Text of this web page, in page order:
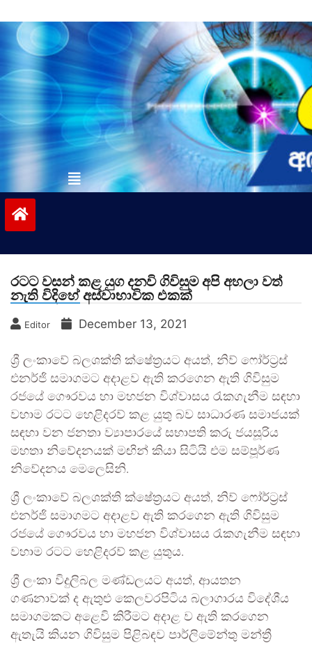
to
contentvinivida.lk
රටට වසන් කළ යුග දනවි ගිවිසුම අපි අහලා වත්
නැති විදිහේ අස්වාභාවික එකක්
Editor December 13, 2021
ශ්‍රී ලංකාවේ බලශක්ති ක්ෂේත්‍රයට අයත්, නිව් ෆෝර්ට්‍රස්
එනර්ජි සමාගමට අදාළව ඇති කරගෙන ඇති ගිවිසුම
රජයේ ගෞරවය හා මහජන විශ්වාසය රැකගැනීම සඳහා
වහාම රටට හෙළිදරව් කළ යුතු බව සාධාරණ සමාජයක්
සඳහා වන ජනතා ව්‍යාපාරයේ සභාපති කරු ජයසූරිය
මහතා නිවේදනයක් මඟින් කියා සිටියි එම සම්පූර්ණ
නිවේදනය මෙලෙසිනි.
ශ්‍රී ලංකාවේ බලශක්ති ක්ෂේත්‍රයට අයත්, නිව් ෆෝර්ට්‍රස්
එනර්ජි සමාගමට අදාළව ඇති කරගෙන ඇති ගිවිසුම
රජයේ ගෞරවය හා මහජන විශ්වාසය රැකගැනීම සඳහා
වහාම රටට හෙළිදරව් කළ යුතුය.
ශ්‍රී ලංකා විදුලිබල මණ්ඩලයට අයත්, ආයතන
ගණනාවක් ද ඇතුළු කෙලවරපිටිය බලාගාරය විදේශීය
සමාගමකට අළෙවි කිරීමට අදාළ ව ඇති කරගෙන
ඇතැයි කියන ගිවිසුම පිළිබඳව පාර්ලිමේන්තු මන්ත්‍රී